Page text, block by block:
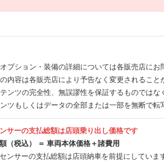
プション・装備の詳細については各販売店にお
内容は各販売店により予告なく変更されるこ
ンツの完全性、無誤謬性を保証するものでは
ツもしくはデータの全部または一部を無断で転
サーの支払総額は店頭乗り出し価格です
（税込） ＝ 車両本体価格＋諸費用
ンサーの支払総額は店頭納車を前提にしていま